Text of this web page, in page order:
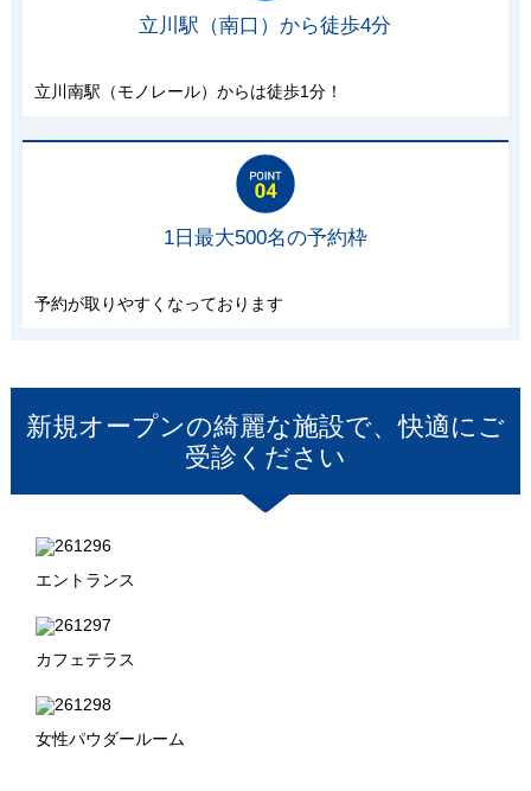
立川駅（南口）から徒歩4分
立川南駅（モノレール）からは徒歩1分！
1日最大500名の予約枠
予約が取りやすくなっております
新規オープンの綺麗な施設で、快適にご
受診ください
エントランス
カフェテラス
女性パウダールーム